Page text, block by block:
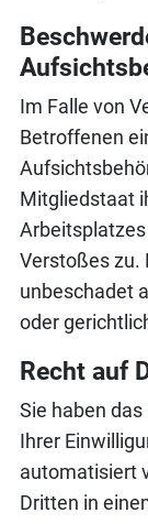
Im Falle von
Betroffenen
Mitgliedstaat
Verstoßes zu.
unbeschadet
oder
Recht auf
Sie haben
Ihrer
automatisiert
Dritten in